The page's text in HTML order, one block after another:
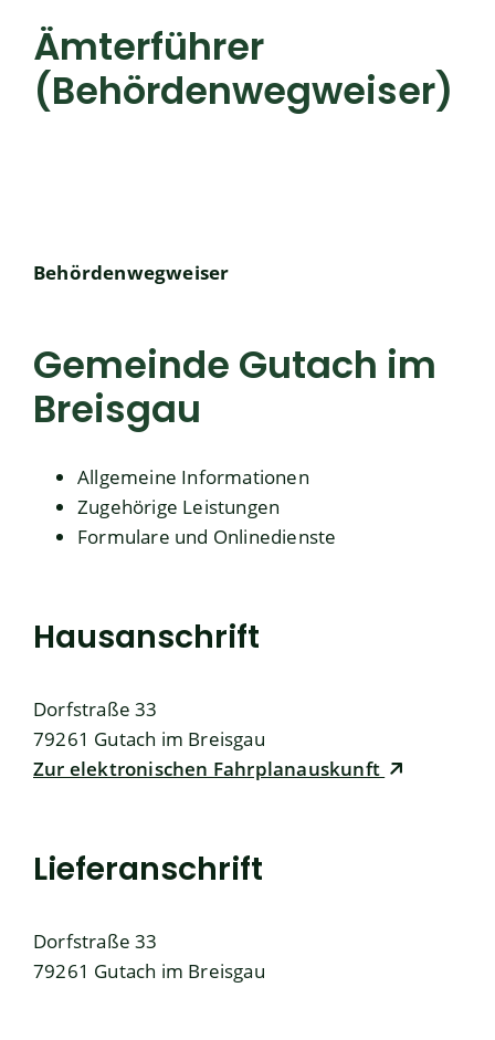
Ämterführer
(Behördenwegweiser)
Behördenwegweiser
Gemeinde Gutach im
Breisgau
Allgemeine Informationen
Zugehörige Leistungen
Formulare und Onlinedienste
Hausanschrift
Dorfstraße 33
79261 Gutach im Breisgau
Zur elektronischen Fahrplanauskunft
Lieferanschrift
Dorfstraße 33
79261 Gutach im Breisgau